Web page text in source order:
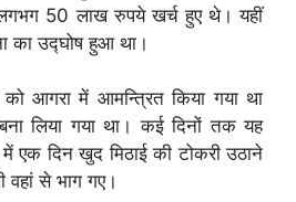
50 लाख रुपये खर्च हुए थे। यहीं
का उद्घोष हुआ था।
को आगरा में आमन्त्रित किया गया था
लिया गया था। कई दिनों तक यह
में एक दिन खुद मिठाई की टोकरी उठाने
वहां से भाग गए।